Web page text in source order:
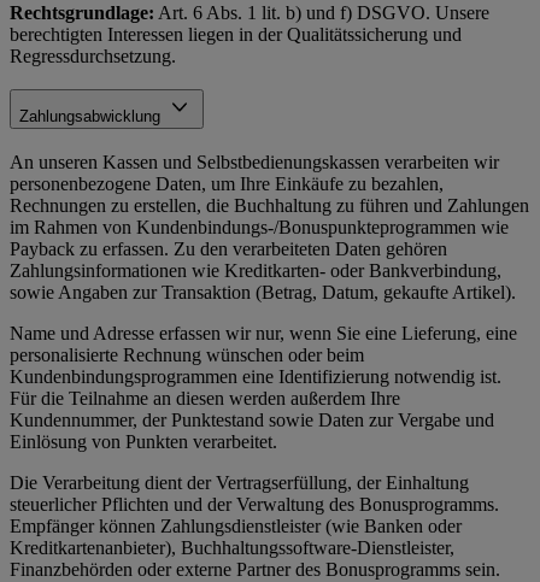
Rechtsgrundlage: Art. 6 Abs. 1 lit. b) und f) DSGVO. Unsere
berechtigten Interessen liegen in der Qualitätssicherung und
Regressdurchsetzung.
Zahlungsabwicklung
An unseren Kassen und Selbstbedienungskassen verarbeiten wir
personenbezogene Daten, um Ihre Einkäufe zu bezahlen,
Rechnungen zu erstellen, die Buchhaltung zu führen und Zahlungen
im Rahmen von Kundenbindungs-/Bonuspunkteprogrammen wie
Payback zu erfassen. Zu den verarbeiteten Daten gehören
Zahlungsinformationen wie Kreditkarten- oder Bankverbindung,
sowie Angaben zur Transaktion (Betrag, Datum, gekaufte Artikel).
Name und Adresse erfassen wir nur, wenn Sie eine Lieferung, eine
personalisierte Rechnung wünschen oder beim
Kundenbindungsprogrammen eine Identifizierung notwendig ist.
Für die Teilnahme an diesen werden außerdem Ihre
Kundennummer, der Punktestand sowie Daten zur Vergabe und
Einlösung von Punkten verarbeitet.
Die Verarbeitung dient der Vertragserfüllung, der Einhaltung
steuerlicher Pflichten und der Verwaltung des Bonusprogramms.
Empfänger können Zahlungsdienstleister (wie Banken oder
Kreditkartenanbieter), Buchhaltungssoftware-Dienstleister,
Finanzbehörden oder externe Partner des Bonusprogramms sein.